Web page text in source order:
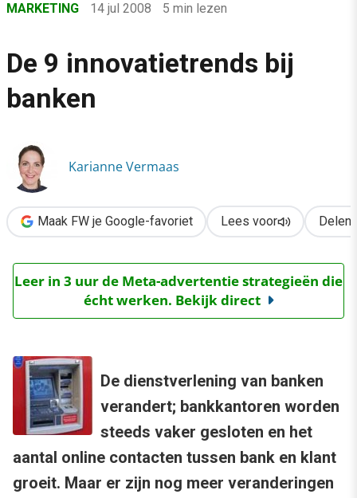
›
›
Marketing
De 9 innovatietrends bij banken
MARKETING 14 jul 2008 5 min lezen
De 9 innovatietrends bij
banken
Karianne Vermaas
Maak FW je Google-favoriet Lees voor Delen
Leer in 3 uur de Meta-advertentie strategieën die
écht werken. Bekijk direct
De dienstverlening van banken
verandert; bankkantoren worden
steeds vaker gesloten en het
aantal online contacten tussen bank en klant
groeit. Maar er zijn nog meer veranderingen